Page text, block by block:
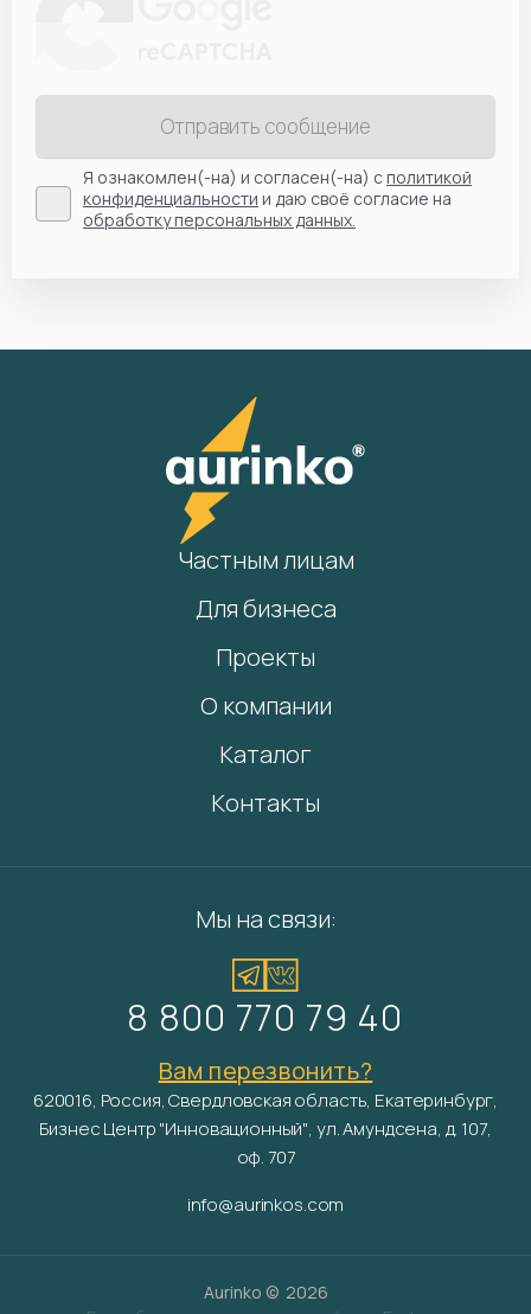
Отправить сообщение
Я ознакомлен(-на) и согласен(-на) сполитикой
конфиденциальности и даю своё согласие на
обработку персональных данных.
Частным лицам
Для бизнеса
Проекты
О компании
Каталог
Контакты
Мы на связи:
8 800 770 79 40
Вам перезвонить?
620016, Россия, Свердловская область, Екатеринбург,
Бизнес Центр "Инновационный", ул. Амундсена, д. 107,
оф. 707
info@aurinkos.com
Aurinko © 2026